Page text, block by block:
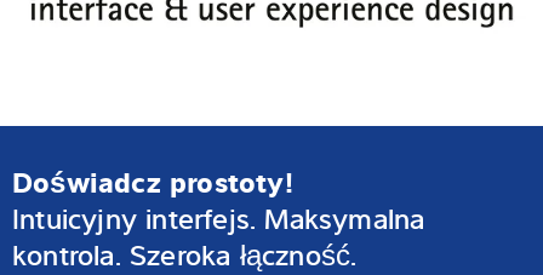
Doświadcz prostoty!
Intuicyjny interfejs. Maksymalna
kontrola. Szeroka łączność.